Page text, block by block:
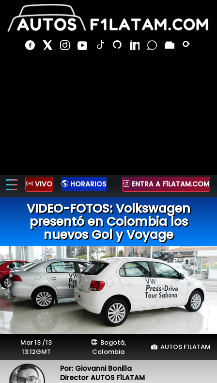
VIVO HORARIOS ENTRA A F1LATAM.COM
VIDEO-FOTOS: Volkswagen
presentó en Colombia los
nuevos Gol y Voyage
Mar 13 /13
13:12GMT
Bogotá,
Colombia
AUTOS F1LATAM
Por: Giovanni Bonilla
Director AUTOS F1LATAM